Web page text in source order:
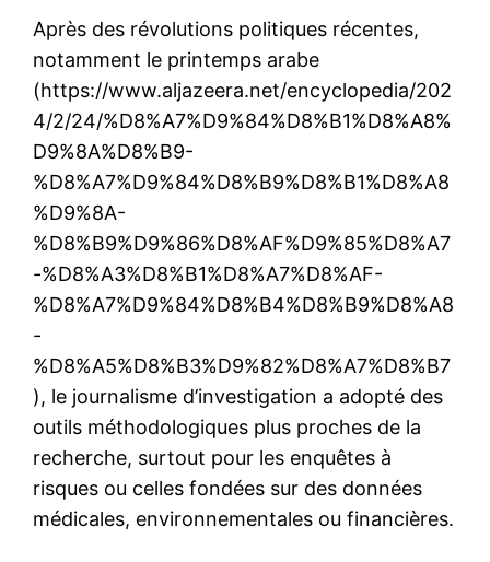
Après des révolutions politiques récentes,
notamment le printemps arabe
(https://www.aljazeera.net/encyclopedia/202
4/2/24/%D8%A7%D9%84%D8%B1%D8%A8%
D9%8A%D8%B9-
%D8%A7%D9%84%D8%B9%D8%B1%D8%A8
%D9%8A-
%D8%B9%D9%86%D8%AF%D9%85%D8%A7
-%D8%A3%D8%B1%D8%A7%D8%AF-
%D8%A7%D9%84%D8%B4%D8%B9%D8%A8
-
%D8%A5%D8%B3%D9%82%D8%A7%D8%B7
), le journalisme d’investigation a adopté des
outils méthodologiques plus proches de la
recherche, surtout pour les enquêtes à
risques ou celles fondées sur des données
médicales, environnementales ou financières.